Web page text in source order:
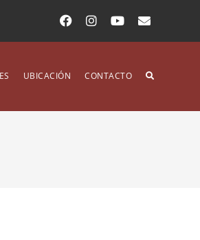
UBICACIÓN CONTACTO